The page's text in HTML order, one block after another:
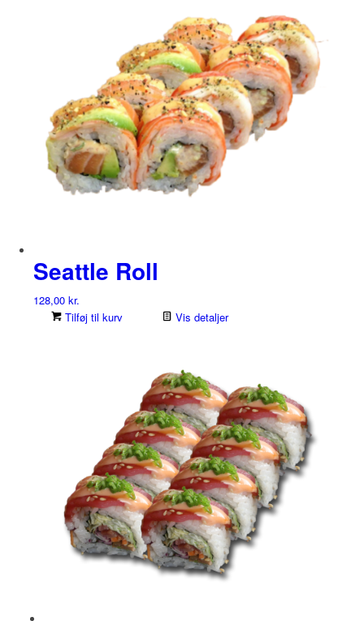
Seattle Roll
128,00 kr.
Tilføj til kurv
Vis detaljer